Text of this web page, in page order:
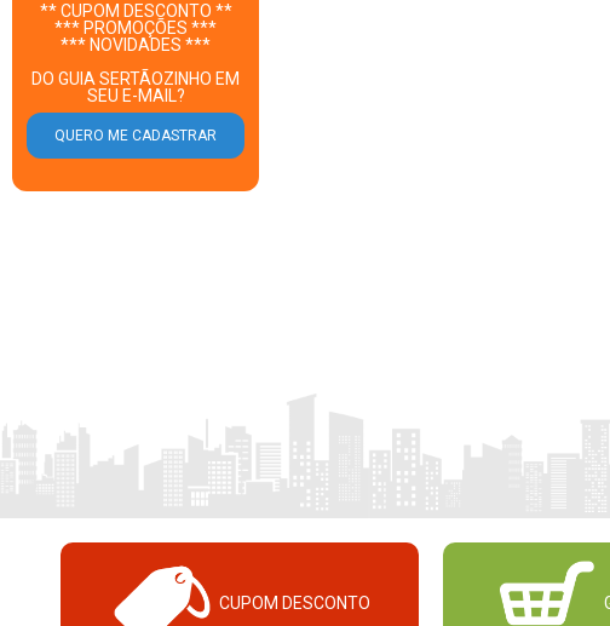
** CUPOM DESCONTO **
*** PROMOÇÕES ***
*** NOVIDADES ***
DO GUIA SERTÃOZINHO EM
SEU E-MAIL?
CUPOM DESCONTO